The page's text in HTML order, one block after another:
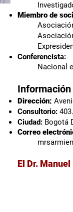
Miembro de
Conferencista:
Nacional
Dirección:
Consultorio: 403.
Ciudad: Bogotá
Correo
El Dr.